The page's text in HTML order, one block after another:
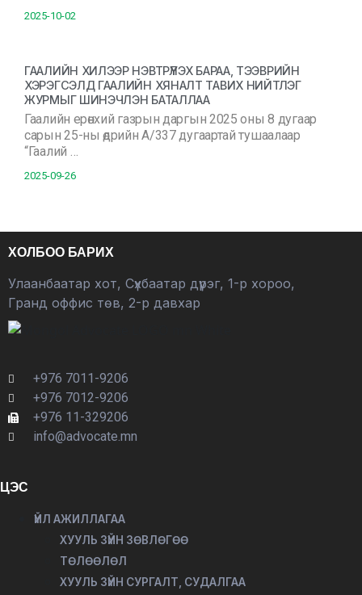
2025-10-02
ГААЛИЙН ХИЛЭЭР НЭВТРҮҮЛЭХ БАРАА, ТЭЭВРИЙН
ХЭРЭГСЭЛД ГААЛИЙН ХЯНАЛТ ТАВИХ НИЙТЛЭГ
ЖУРМЫГ ШИНЭЧЛЭН БАТАЛЛАА
Гаалийн ерөнхий газрын даргын 2025 оны 8 дугаар
сарын 25-ны өдрийн А/337 дугаартай тушаалаар
“Гаалий …
2025-09-26
ХОЛБОО БАРИХ
Улаанбаатар хот, Сүхбаатар дүүрэг, 1-р хороо,
Гранд оффис төв, 2-р давхар
+976 7011-9206
+976 7012-9206
+976 11-329206
info@advocate.mn
ЦЭС
ҮЙЛ АЖИЛЛАГАА
ХУУЛЬ ЗҮЙН ЗӨВЛӨГӨӨ
ТӨЛӨӨЛӨЛ
ХУУЛЬ ЗҮЙН СУРГАЛТ, СУДАЛГАА